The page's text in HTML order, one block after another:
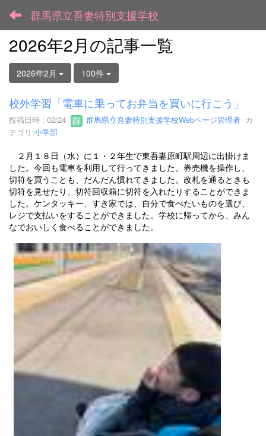
群馬県立吾妻特別支援学校
2026年2月の記事一覧
2026年2月 100件
校外学習「電車に乗ってお弁当を買いに行こう」
投稿日時 : 02/24 群馬県立吾妻特別支援学校Webページ管理者 カ
テゴリ:小学部
２月１８日（水）に１・２年生で東吾妻原町駅周辺に出掛けま
した。今回も電車を利用して行ってきました。券売機を操作し、
切符を買うことも、だんだん慣れてきました。改札を通るときも
切符を見せたり、切符回収箱に切符を入れたりすることができま
した。ケンタッキー、すき家では、自分で食べたいものを選び、
レジで支払いをすることができました。学校に帰ってから、みん
なでおいしく食べることができました。